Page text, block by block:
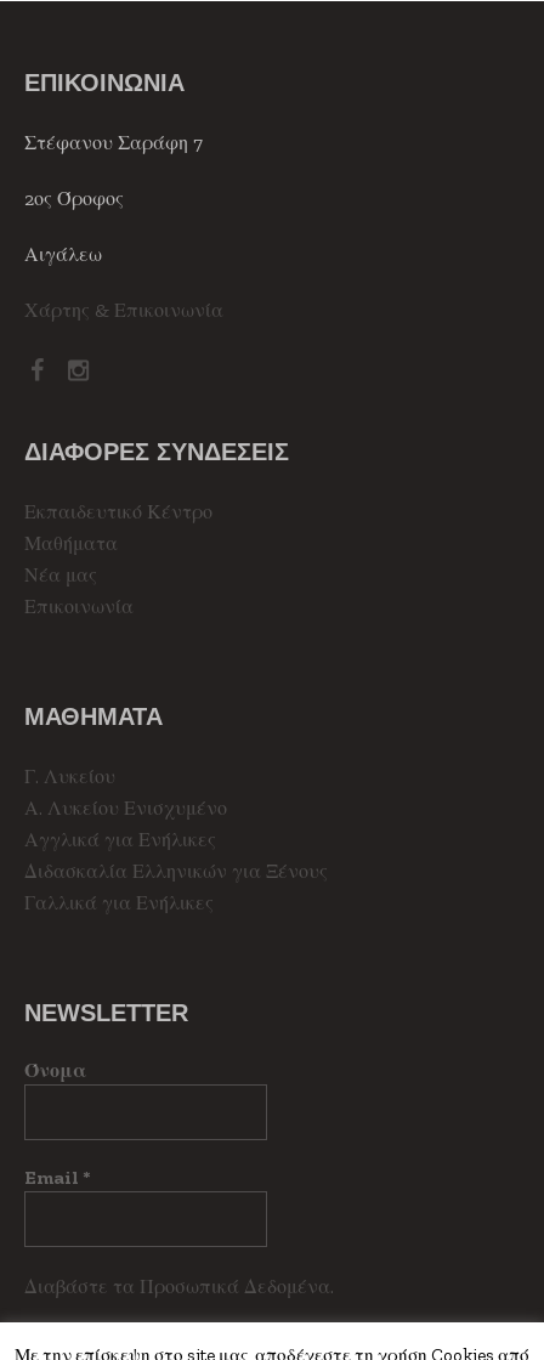
ΕΠΙΚΟΙΝΩΝΙΑ
Στέφανου Σαράφη 7
2ος Όροφος
Αιγάλεω
Χάρτης & Επικοινωνία
ΔΙΑΦΟΡΕΣ ΣΥΝΔΕΣΕΙΣ
Εκπαιδευτικό Κέντρο
Μαθήματα
Νέα μας
Επικοινωνία
ΜΑΘΗΜΑΤΑ
Γ. Λυκείου
Α. Λυκείου Ενισχυμένο
Αγγλικά για Ενήλικες
Διδασκαλία Ελληνικών για Ξένους
Γαλλικά για Ενήλικες
NEWSLETTER
Όνομα
Email *
Διαβάστε τα Προσωπικά Δεδομένα.
Με την επίσκεψη στο site μας, αποδέχεστε τη χρήση Cookies από